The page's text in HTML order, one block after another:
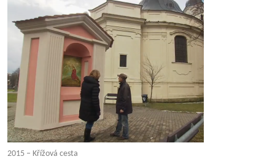
2015 – Křížová cesta